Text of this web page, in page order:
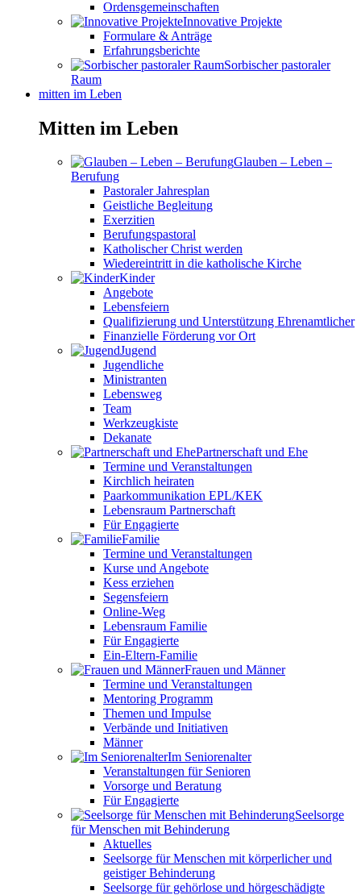
Ordensgemeinschaften
Innovative Projekte
Formulare & Anträge
Erfahrungsberichte
Sorbischer pastoraler
Raum
mitten im Leben
Mitten im Leben
Glauben – Leben –
Berufung
Pastoraler Jahresplan
Geistliche Begleitung
Exerzitien
Berufungspastoral
Katholischer Christ werden
Wiedereintritt in die katholische Kirche
Kinder
Angebote
Lebensfeiern
Qualifizierung und Unterstützung Ehrenamtlicher
Finanzielle Förderung vor Ort
Jugend
Jugendliche
Ministranten
Lebensweg
Team
Werkzeugkiste
Dekanate
Partnerschaft und Ehe
Termine und Veranstaltungen
Kirchlich heiraten
Paarkommunikation EPL/KEK
Lebensraum Partnerschaft
Für Engagierte
Familie
Termine und Veranstaltungen
Kurse und Angebote
Kess erziehen
Segensfeiern
Online-Weg
Lebensraum Familie
Für Engagierte
Ein-Eltern-Familie
Frauen und Männer
Termine und Veranstaltungen
Mentoring Programm
Themen und Impulse
Verbände und Initiativen
Männer
Im Seniorenalter
Veranstaltungen für Senioren
Vorsorge und Beratung
Für Engagierte
Seelsorge
für Menschen mit Behinderung
Aktuelles
Seelsorge für Menschen mit körperlicher und
geistiger Behinderung
Seelsorge für gehörlose und hörgeschädigte